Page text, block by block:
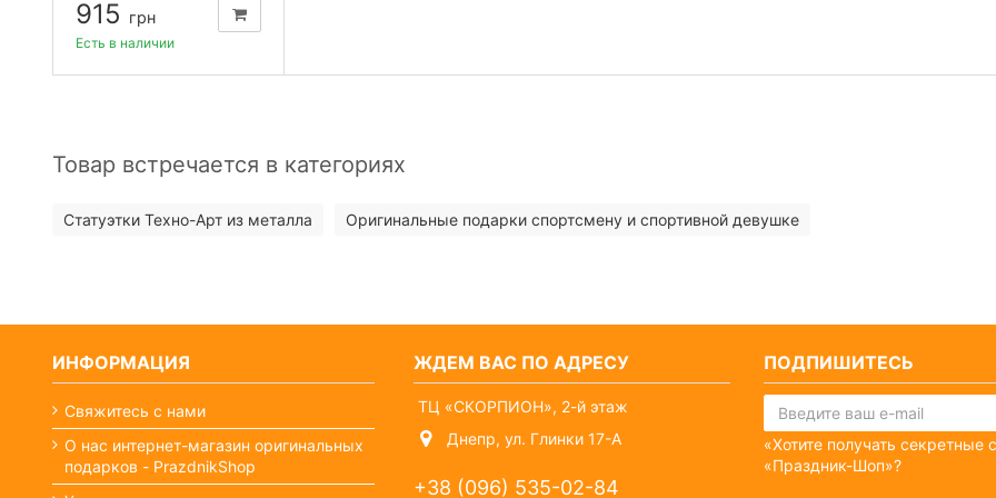
915 грн
Есть в наличии
Товар встречается в категориях
Статуэтки Техно-Арт из металла Оригинальные подарки спортсмену и спортивной девушке
ИНФОРМАЦИЯ
Свяжитесь с нами
О нас интернет-магазин оригинальных
подарков - PrazdnikShop
ЖДЕМ ВАС ПО АДРЕСУ
ТЦ «СКОРПИОН», 2-й этаж
Днепр, ул. Глинки 17-А
+38 (096) 535-02-84
ПОДПИШИТЕСЬ
«Хотите получать секретные
«Праздник-Шоп»?